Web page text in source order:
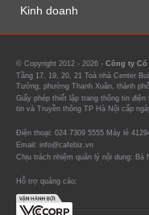
Kinh doanh
© Copyright 2012 - 2026 - Công ty Cổ
Tầng 17, 19, 20, 21 Toà nhà Center
Tưởng, phường Thanh Xuân, thành
Giấy phép thiết lập trang thông tin
tin và Truyền thông TP Hà Nội cấp
Điện thoại: 024 7309 5555 Máy lẻ
Email: info@cafebiz.vn
Chịu trách nhiệm quản lý nội dung: Bà
Hỗ trợ quảng cáo: